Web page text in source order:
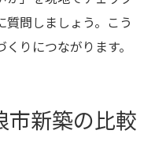
問しましょう。こう
りにつながります。
市新築の比較